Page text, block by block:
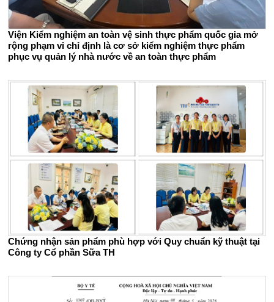
Viện Kiểm nghiệm an toàn vệ sinh thực phẩm quốc gia mở
rộng phạm vi chỉ định là cơ sở kiểm nghiệm thực phẩm
phục vụ quản lý nhà nước về an toàn thực phẩm
Chứng nhận sản phẩm phù hợp với Quy chuẩn kỹ thuật tại
Công ty Cổ phần Sữa TH